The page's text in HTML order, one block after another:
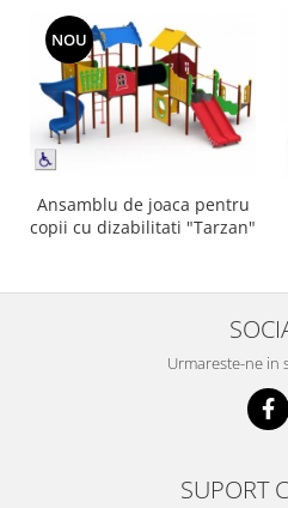
NOU
Ansamblu de joaca pentru
copii cu dizabilitati "Tarzan"
Urmareste-ne in
SUPORT